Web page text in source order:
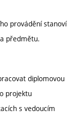
provádění stanoví
předmětu.
diplomovou
projektu
s vedoucím